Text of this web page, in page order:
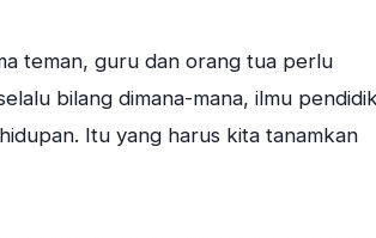
teman, guru dan orang tua perlu
bilang dimana-mana, ilmu
Itu yang harus kita tanamkan